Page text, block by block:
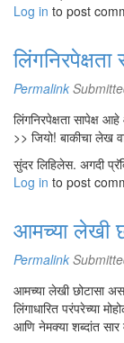
Log in to post
Permalink
लिंगनिरपेक्षता सापेक्ष
>> जियो! बाकीचा लेख
सुंदर लिहिलेस. अगदी
Log in to post
आमच्या लेखी
Permalink
आमच्या लेखी छोटासा
लिंगाधारित परंपरेच्या
आणि नेमक्या शब्दांत